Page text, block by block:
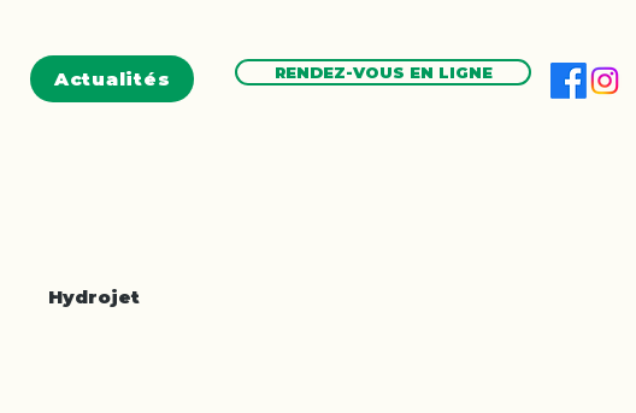
Actualités RENDEZ-VOUS EN LIGNE
Hydrojet